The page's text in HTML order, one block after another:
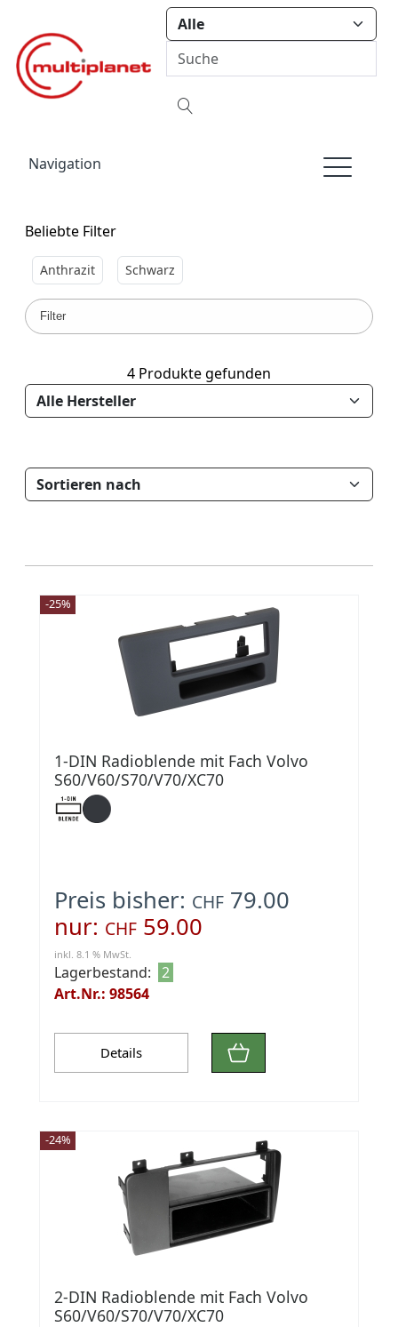
Navigation
Beliebte Filter
Anthrazit Schwarz
Filter
4 Produkte gefunden
-25%
1-DIN Radioblende mit Fach Volvo
S60/V60/S70/V70/XC70
Preis bisher: CHF 79.00
nur: CHF 59.00
inkl. 8.1 % MwSt.
Lagerbestand: 2
Art.Nr.: 98564
Details
-24%
2-DIN Radioblende mit Fach Volvo
S60/V60/S70/V70/XC70